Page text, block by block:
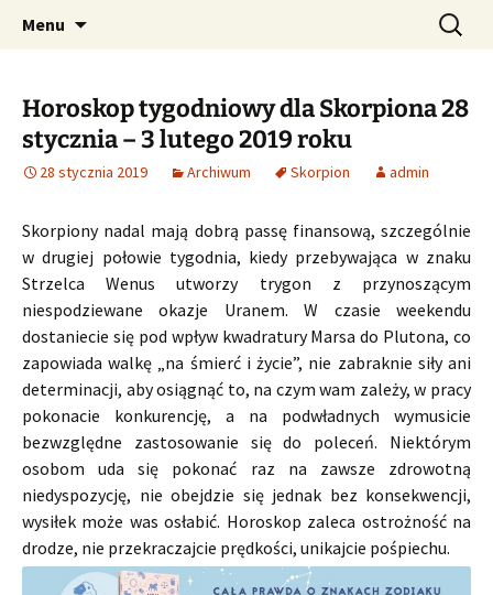
CzaroMarowy horoskop
dzienny, miesięczny i
tygodniowy
Profesjonalne przepowiednie astrologiczne
Menu Szukaj:
Horoskop tygodniowy dla Skorpiona 28
stycznia – 3 lutego 2019 roku
28 stycznia 2019 Archiwum Skorpion admin
Skorpiony nadal mają dobrą passę finansową, szczególnie
w drugiej połowie tygodnia, kiedy przebywająca w znaku
Strzelca Wenus utworzy trygon z przynoszącym
niespodziewane okazje Uranem. W czasie weekendu
dostaniecie się pod wpływ kwadratury Marsa do Plutona, co
zapowiada walkę „na śmierć i życie”, nie zabraknie siły ani
determinacji, aby osiągnąć to, na czym wam zależy, w pracy
pokonacie konkurencję, a na podwładnych wymusicie
bezwzględne zastosowanie się do poleceń. Niektórym
osobom uda się pokonać raz na zawsze zdrowotną
niedyspozycję, nie obejdzie się jednak bez konsekwencji,
wysiłek może was osłabić. Horoskop zaleca ostrożność na
drodze, nie przekraczajcie prędkości, unikajcie pośpiechu.